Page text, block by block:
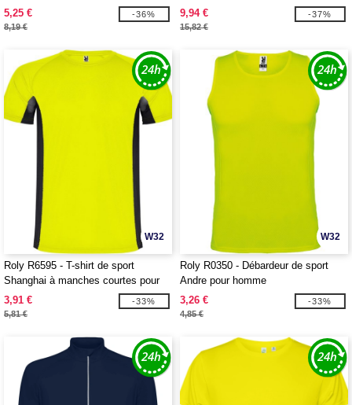
5,25 €
8,19 €
-36%
9,94 €
15,82 €
-37%
W32
Roly R6595 - T-shirt de sport
Shanghai à manches courtes pour
homme
3,91 €
5,81 €
-33%
W32
Roly R0350 - Débardeur de sport
Andre pour homme
3,26 €
4,85 €
-33%